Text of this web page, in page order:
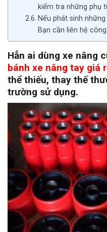
kiểm tra những phụ
Nếu phát sinh
Bạn cần liên hệ
Hẳn ai dùng xe nâng
bánh xe nâng tay giá
thể thiếu, thay thế
trường sử dụng.